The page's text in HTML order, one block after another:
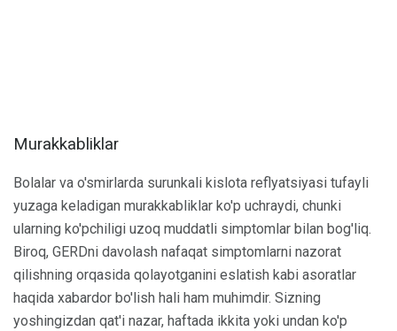
Murakkabliklar
Bolalar va o'smirlarda surunkali kislota reflyatsiyasi tufayli
yuzaga keladigan murakkabliklar ko'p uchraydi, chunki
ularning ko'pchiligi uzoq muddatli simptomlar bilan bog'liq.
Biroq, GERDni davolash nafaqat simptomlarni nazorat
qilishning orqasida qolayotganini eslatish kabi asoratlar
haqida xabardor bo'lish hali ham muhimdir. Sizning
yoshingizdan qat'i nazar, haftada ikkita yoki undan ko'p